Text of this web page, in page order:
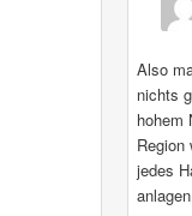
Also
nichts
hohem
Region
jedes